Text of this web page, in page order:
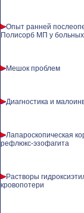
Опыт ранней
Полисорб МП у
Мешок проблем
Диагностика и
Лапароскопическая
рефлюкс-эзофагита
Растворы
кровопотери